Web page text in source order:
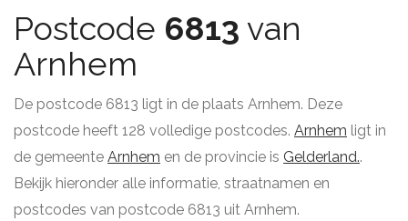
Postcode 6813 van
Arnhem
De postcode 6813 ligt in de plaats Arnhem. Deze
postcode heeft 128 volledige postcodes. Arnhem ligt in
de gemeente Arnhem en de provincie is Gelderland..
Bekijk hieronder alle informatie, straatnamen en
postcodes van postcode 6813 uit Arnhem.